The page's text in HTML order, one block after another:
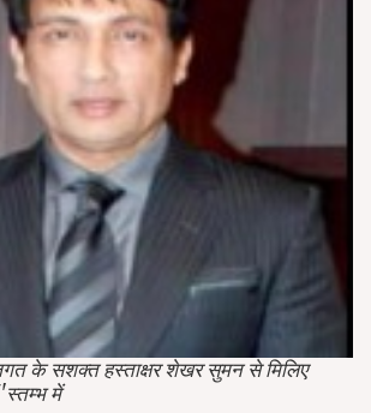
के सशक्त हस्ताक्षर शेखर सुमन से मिलिए
'स्तम्भ में